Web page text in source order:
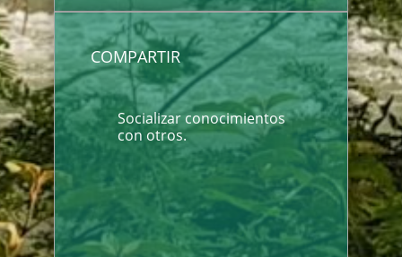
COMPARTIR
Socializar conocimientos
con otros.